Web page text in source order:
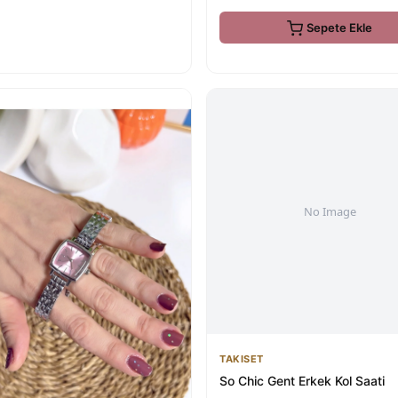
Sepete Ekle
TAKISET
So Chic Gent Erkek Kol Saati